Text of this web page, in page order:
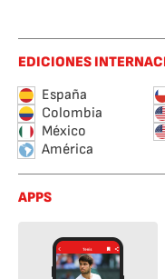
EDICIONES
España
Colombia
México
América
APPS